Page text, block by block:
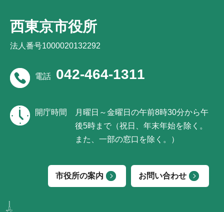
西東京市役所
法人番号1000020132292
電話 042-464-1311
開庁時間
月曜日～金曜日の午前8時30分から午
後5時まで（祝日、年末年始を除く。
また、一部の窓口を除く。）
市役所の案内 お問い合わせ